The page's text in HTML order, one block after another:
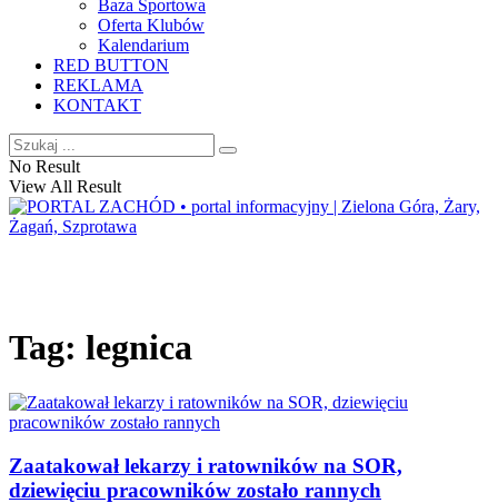
Baza Sportowa
Oferta Klubów
Kalendarium
RED BUTTON
REKLAMA
KONTAKT
No Result
View All Result
Tag: legnica
Zaatakował lekarzy i ratowników na SOR,
dziewięciu pracowników zostało rannych